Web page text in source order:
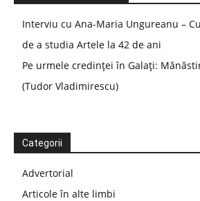
Interviu cu Ana-Maria Ungureanu –
de a studia Artele la 42 de ani
Pe urmele credinței în Galați:
(Tudor Vladimirescu)
Categorii
Advertorial
Articole în alte limbi